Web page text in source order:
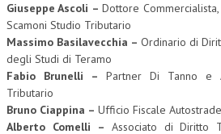
Giuseppe Ascoli –Dottore
Scamoni Studio Tributario
Massimo Basilavecchia – Ordinario di
degli Studi di Teramo
Fabio Brunelli – Partner Di Tanno e
Tributario
Bruno Ciappina – Ufficio Fiscale
Alberto Comelli – Associato di Diritto